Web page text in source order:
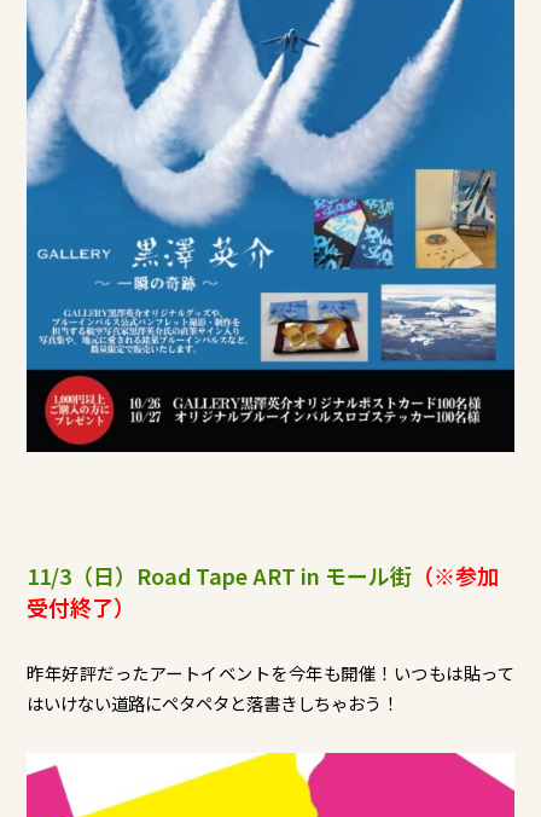
11/3（日）Road Tape ART in モール街 （※参加
受付終了）
昨年好評だったアートイベントを今年も開催！いつもは貼って
はいけない道路にペタペタと落書きしちゃおう！